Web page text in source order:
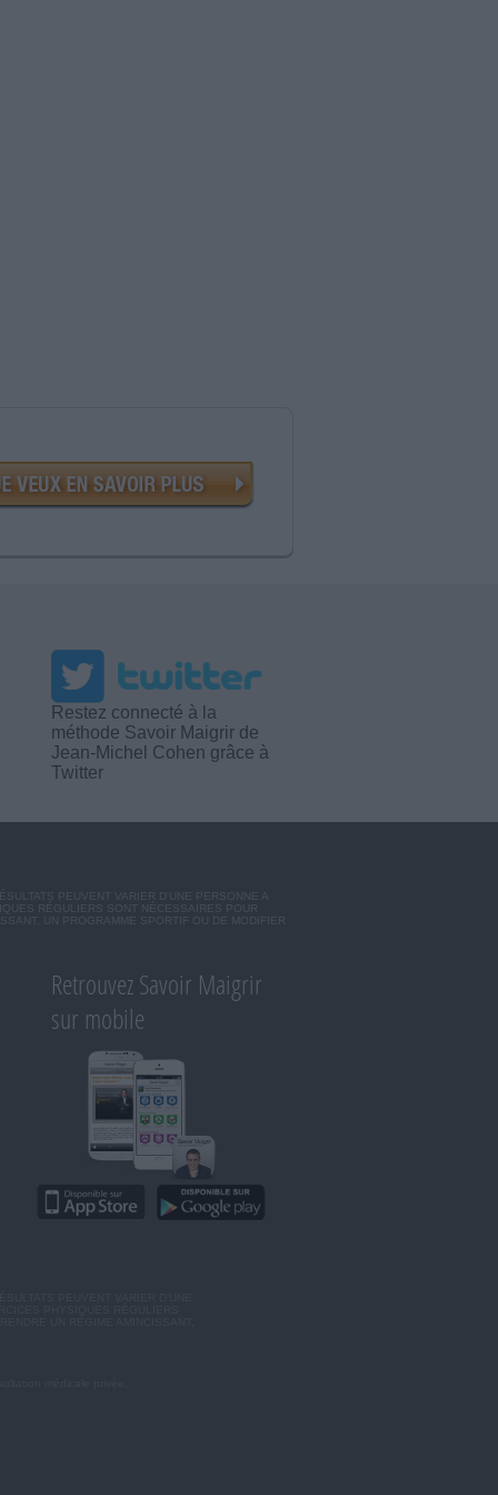
Restez connecté à la
méthode Savoir Maigrir de
Jean-Michel Cohen grâce à
Twitter
PEUVENT VARIER D'UNE PERSONNE A
RÉGULIERS SONT NÉCESSAIRES POUR
UN PROGRAMME SPORTIF OU DE MODIFIER
Retrouvez Savoir Maigrir
sur mobile